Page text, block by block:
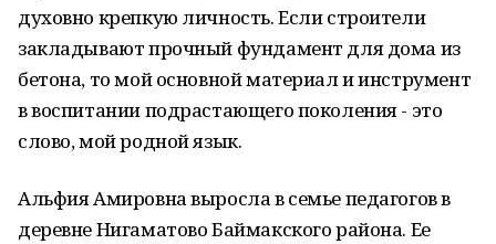
духовно крепкую личность. Если строители
закладывают прочный фундамент для дома из
бетона, то мой основной материал и инструмент
в воспитании подрастающего поколения - это
слово, мой родной язык.
Альфия Амировна выросла в семье педагогов в
деревне Нигаматово Баймакского района. Ее